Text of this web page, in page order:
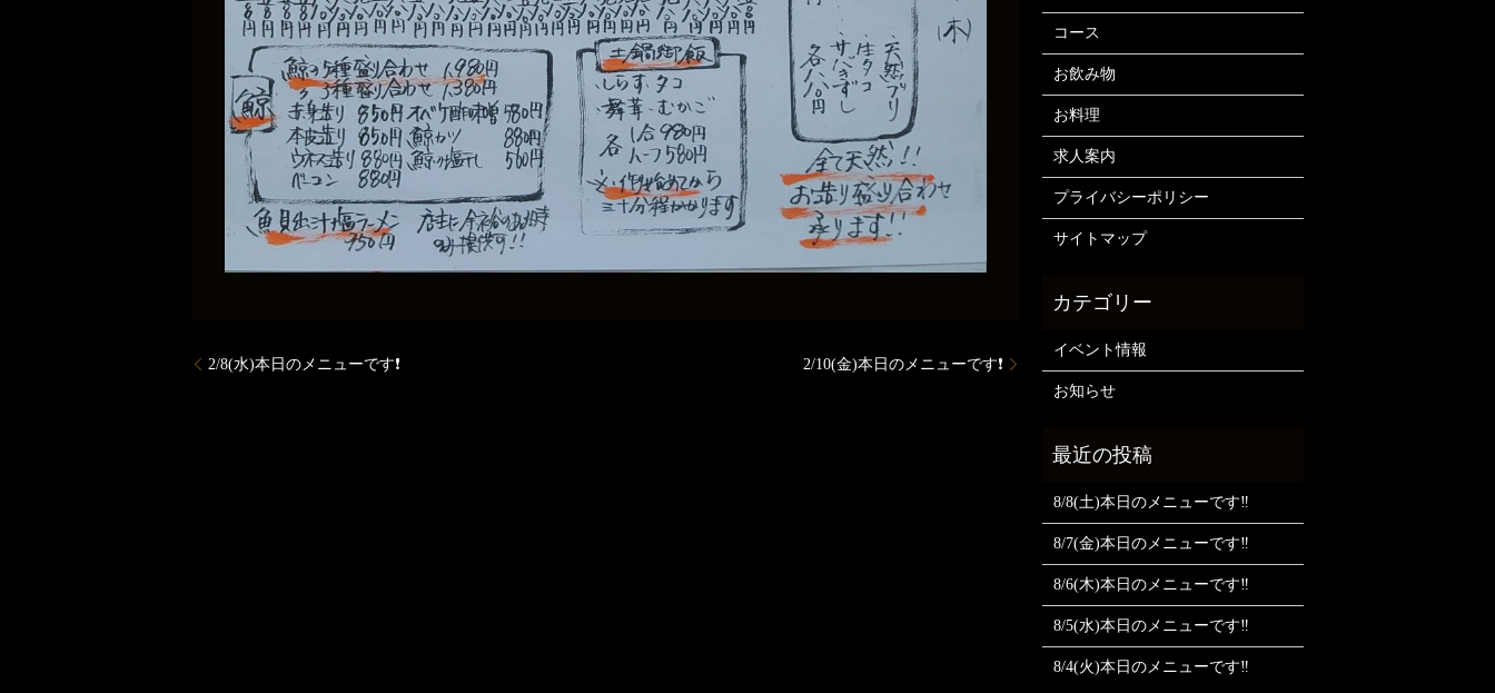
2/8(水)本日のメニューです❗ 2/10(金)本日のメニューです❗
コース
お飲み物
お料理
求人案内
プライバシーポリシー
サイトマップ
イベント情報
お知らせ
8/8(土)本日のメニューです‼️
8/7(金)本日のメニューです‼️
8/6(木)本日のメニューです‼️
8/5(水)本日のメニューです‼️
8/4(火)本日のメニューです‼️